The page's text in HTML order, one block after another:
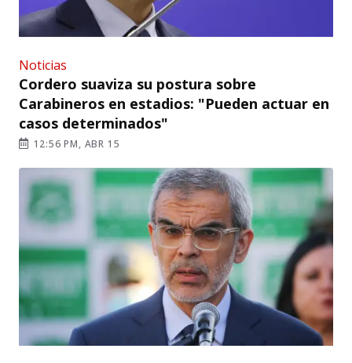
Noticias
Cordero suaviza su postura sobre
Carabineros en estadios: "Pueden actuar en
casos determinados"
12:56 PM, ABR 15